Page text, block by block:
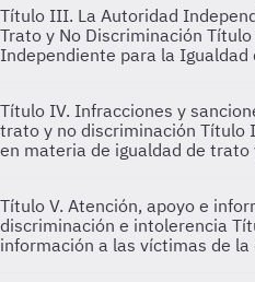
Título III. La Autoridad
Trato y No Discriminación
Independiente para la Igualdad
Título IV. Infracciones y
trato y no discriminación Título
en materia de igualdad de trato
Título V. Atención, apoyo e
discriminación e intolerencia
información a las víctimas de